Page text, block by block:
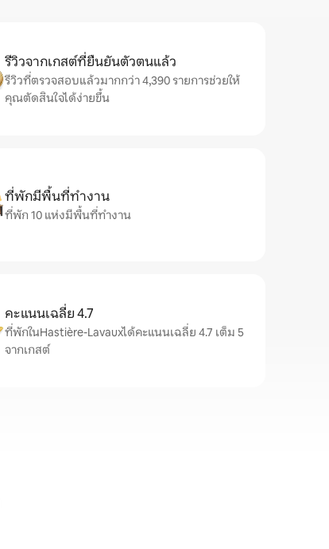
รีวิวจากเกสต์ที่ยืนยันตัวตนแล้ว
รีวิวที่ตรวจสอบแล้วมากกว่า 4,390 รายการช่วยให้
คุณตัดสินใจได้ง่ายขึ้น
ที่พักมีพื้นที่ทำงาน
ที่พัก 10 แห่งมีพื้นที่ทำงาน
คะแนนเฉลี่ย 4.7
ที่พักในHastière-Lavauxได้คะแนนเฉลี่ย 4.7 เต็ม 5
จากเกสต์